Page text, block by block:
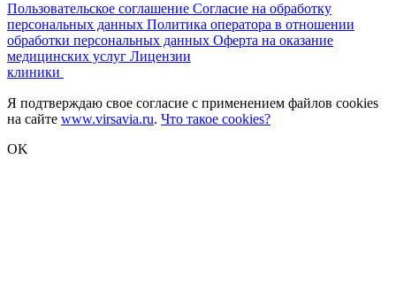
Пользовательское соглашение Согласие на обработку
персональных данных Политика оператора в отношении
обработки персональных данных Оферта на оказание
медицинских услуг Лицензии
клиники
Я подтверждаю свое согласие с применением файлов cookies
на сайте www.virsavia.ru. Что такое cookies?
OK